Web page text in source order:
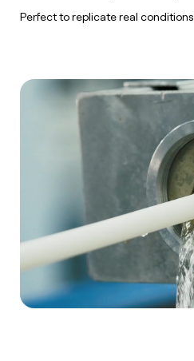
Perfect to replicate real conditions.